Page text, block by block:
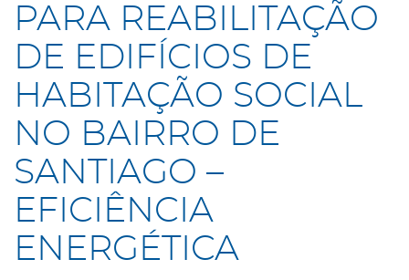
PARA REABILITAÇÃO
DE EDIFÍCIOS DE
HABITAÇÃO SOCIAL
NO BAIRRO DE
SANTIAGO –
EFICIÊNCIA
ENERGÉTICA